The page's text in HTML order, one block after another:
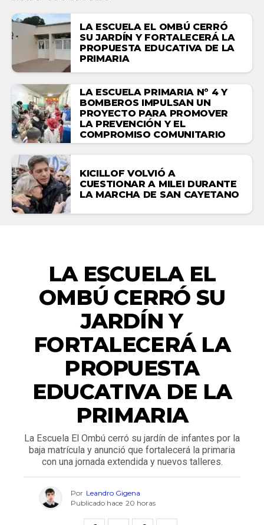
LA ESCUELA EL OMBÚ CERRÓ
SU JARDÍN Y FORTALECERÁ LA
PROPUESTA EDUCATIVA DE LA
PRIMARIA
LA ESCUELA PRIMARIA N° 4 Y
BOMBEROS IMPULSAN UN
PROYECTO PARA PROMOVER
LA PREVENCIÓN Y EL
COMPROMISO COMUNITARIO
KICILLOF VOLVIÓ A
CUESTIONAR A MILEI DURANTE
LA MARCHA DE SAN CAYETANO
LA ESCUELA EL
OMBÚ CERRÓ SU
JARDÍN Y
FORTALECERÁ LA
PROPUESTA
EDUCATIVA DE LA
PRIMARIA
La Escuela El Ombú cerró su jardín de infantes por la
baja matrícula y anunció que fortalecerá la primaria
con una jornada extendida y nuevos talleres.
Por Leandro Gigena
Publicado hace 20 horas